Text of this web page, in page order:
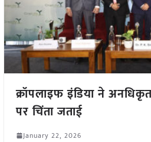
क्रॉपलाइफ इंडिया ने
पर चिंता जताई
January 22, 2026